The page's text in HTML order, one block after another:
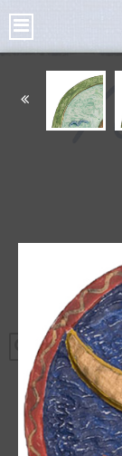
Aus
Hand
gestaltet,